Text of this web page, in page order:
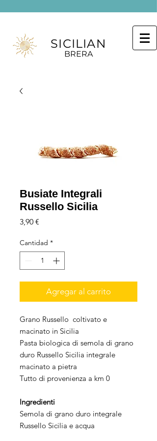
SICILIAN
BRERA
Busiate Integrali
Russello Sicilia
3,90 €
Cantidad *
Agregar al carrito
Grano Russello coltivato e
macinato in Sicilia
Pasta biologica di semola di grano
duro Russello Sicilia integrale
macinato a pietra
Tutto di provenienza a km 0
Ingredienti
Semola di grano duro integrale
Russello Sicilia e acqua